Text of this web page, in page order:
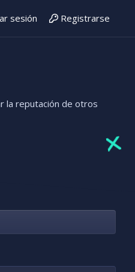
sesión Registrarse
la reputación de otros